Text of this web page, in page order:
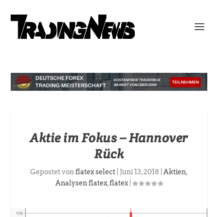
Aktie im Fokus – Hannover
Rück
Gepostet vonflatex select Juni 13, 2018 Aktien,
Analysen flatex,flatex